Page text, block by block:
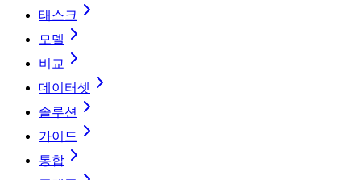
태스크
모델
비교
데이터셋
솔루션
가이드
통합